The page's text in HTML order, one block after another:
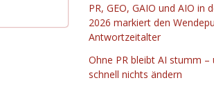
PR, GEO, GAIO und AIO in
2026 markiert den
Antwortzeitalter
Ohne PR bleibt AI stumm
schnell nichts ändern